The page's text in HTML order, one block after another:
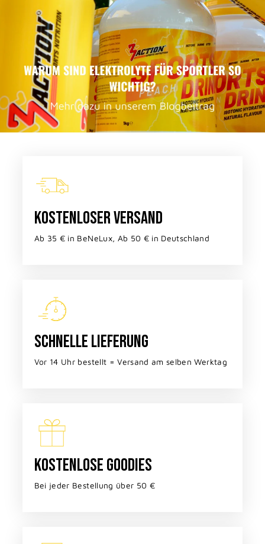
KOSTENLOSER VERSAND
Ab 35 € in BeNeLux, Ab 50 € in Deutschland
SCHNELLE LIEFERUNG
Vor 14 Uhr bestellt = Versand am selben Werktag
KOSTENLOSE GOODIES
Bei jeder Bestellung über 50 €